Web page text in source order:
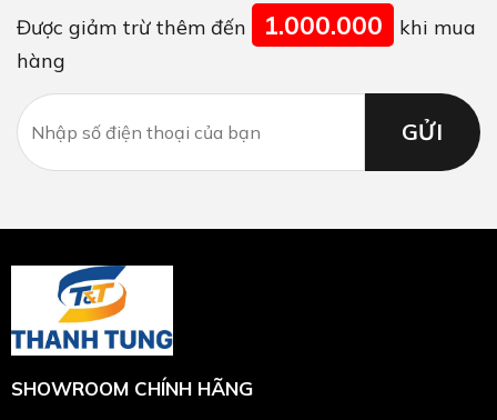
Được giảm trừ thêm đến 1.000.000
khi mua
hàng
SHOWROOM CHÍNH HÃNG